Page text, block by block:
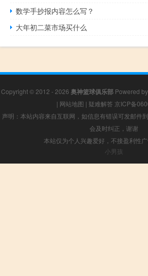
数学手抄报内容怎么写？
大年初二菜市场买什么
Copyright © 2012 - 2026 奥神篮球俱乐部Powered by
| 网站地图 | 疑难解答 京ICP备
声明：本站内容来自互联网，如信息有错误可发邮件
会及时纠正，谢谢
本站仅为个人兴趣爱好，不接盈利性
小男孩